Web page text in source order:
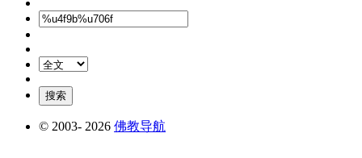
© 2003- 2026 佛教导航